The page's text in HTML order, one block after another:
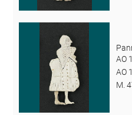
AO
AO
M.